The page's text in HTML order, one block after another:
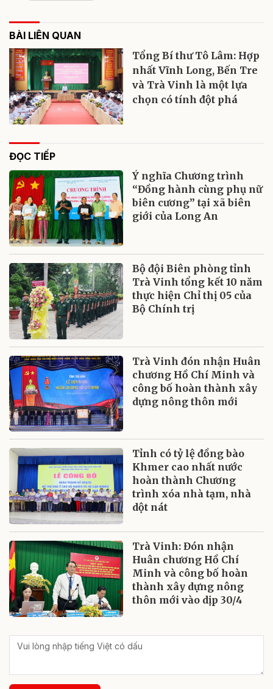
BÀI LIÊN QUAN
Tổng Bí thư Tô Lâm: Hợp
nhất Vĩnh Long, Bến Tre
và Trà Vinh là một lựa
chọn có tính đột phá
ĐỌC TIẾP
Ý nghĩa Chương trình
“Đồng hành cùng phụ nữ
biên cương” tại xã biên
giới của Long An
Bộ đội Biên phòng tỉnh
Trà Vinh tổng kết 10 năm
thực hiện Chỉ thị 05 của
Bộ Chính trị
Trà Vinh đón nhận Huân
chương Hồ Chí Minh và
công bố hoàn thành xây
dựng nông thôn mới
Tỉnh có tỷ lệ đồng bào
Khmer cao nhất nước
hoàn thành Chương
trình xóa nhà tạm, nhà
dột nát
Trà Vinh: Đón nhận
Huân chương Hồ Chí
Minh và công bố hoàn
thành xây dựng nông
thôn mới vào dịp 30/4